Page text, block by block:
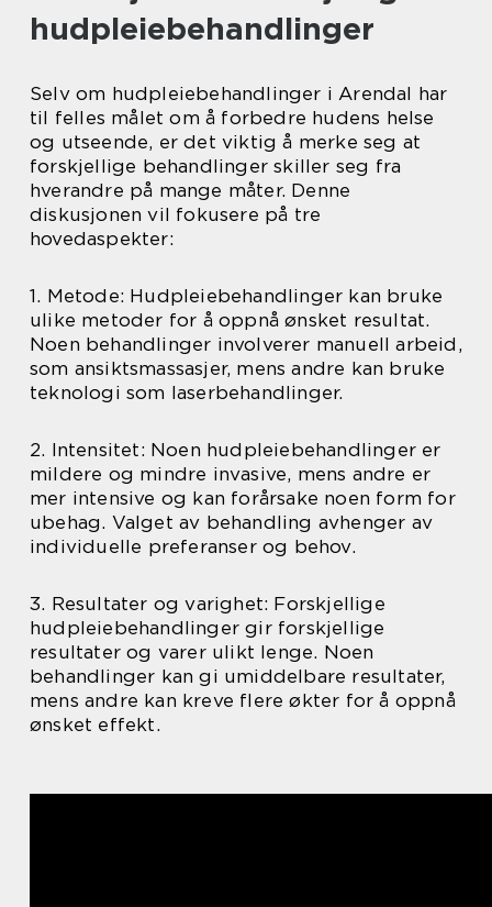
hudpleiebehandlinger
Selv om hudpleiebehandlinger i Arendal har
til felles målet om å forbedre hudens helse
og utseende, er det viktig å merke seg at
forskjellige behandlinger skiller seg fra
hverandre på mange måter. Denne
diskusjonen vil fokusere på tre
hovedaspekter:
1. Metode: Hudpleiebehandlinger kan bruke
ulike metoder for å oppnå ønsket resultat.
Noen behandlinger involverer manuell arbeid,
som ansiktsmassasjer, mens andre kan bruke
teknologi som laserbehandlinger.
2. Intensitet: Noen hudpleiebehandlinger er
mildere og mindre invasive, mens andre er
mer intensive og kan forårsake noen form for
ubehag. Valget av behandling avhenger av
individuelle preferanser og behov.
3. Resultater og varighet: Forskjellige
hudpleiebehandlinger gir forskjellige
resultater og varer ulikt lenge. Noen
behandlinger kan gi umiddelbare resultater,
mens andre kan kreve flere økter for å oppnå
ønsket effekt.